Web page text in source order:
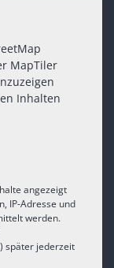
MapTiler
Inhalten
angezeigt
IP-Adresse und
werden.
später jederzeit